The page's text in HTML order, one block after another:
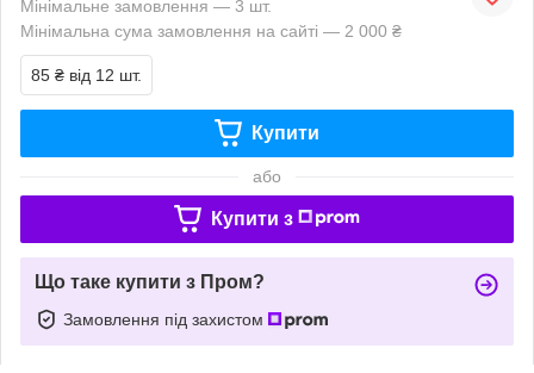
Мінімальне замовлення — 3 шт.
Мінімальна сума замовлення на сайті — 2 000 ₴
85 ₴ від 12 шт.
Купити
або
Купити з
Що таке купити з Пром?
Замовлення під захистом